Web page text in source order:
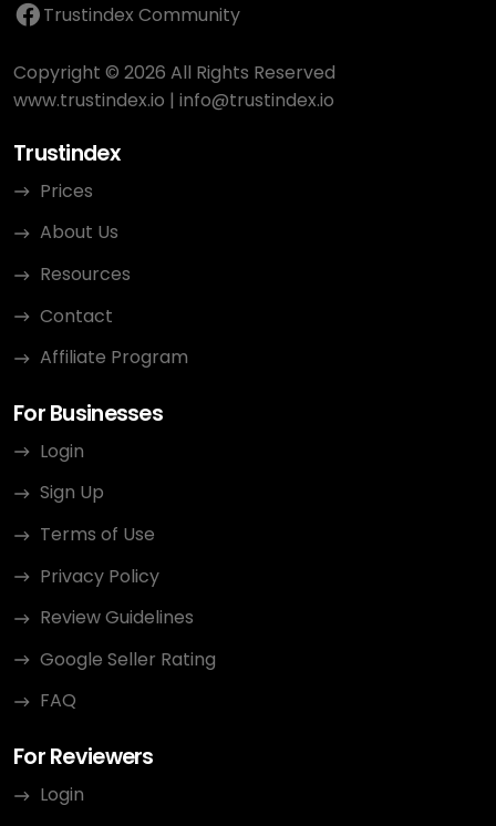
Trustindex Community
Copyright © 2026 All Rights Reserved
www.trustindex.io | info@trustindex.io
Trustindex
Prices
About Us
Resources
Contact
Affiliate Program
For Businesses
Login
Sign Up
Terms of Use
Privacy Policy
Review Guidelines
Google Seller Rating
FAQ
For Reviewers
Login